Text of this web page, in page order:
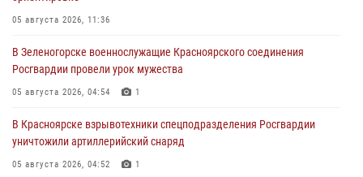
05 августа 2026, 11:36
В Зеленогорске военнослужащие Красноярского соединения
Росгвардии провели урок мужества
05 августа 2026, 04:54 1
В Красноярске взрывотехники спецподразделения Росгвардии
уничтожили артиллерийский снаряд
05 августа 2026, 04:52 1